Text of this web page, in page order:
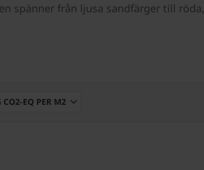
spänner från ljusa sandfärger till röda,
CO2-EQ PER M2